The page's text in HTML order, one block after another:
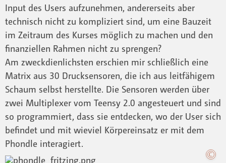
Input des Users aufzunehmen, andererseits aber
technisch nicht zu kompliziert sind, um eine Bauzeit
im Zeitraum des Kurses möglich zu machen und den
finanziellen Rahmen nicht zu sprengen?
Am zweckdienlichsten erschien mir schließlich eine
Matrix aus 30 Drucksensoren, die ich aus leitfähigem
Schaum selbst herstellte. Die Sensoren werden über
zwei Multiplexer vom Teensy 2.0 angesteuert und sind
so programmiert, dass sie entdecken, wo der User sich
befindet und mit wieviel Körpereinsatz er mit dem
Phondle interagiert.